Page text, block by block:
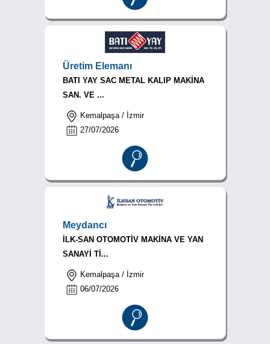
Üretim Elemanı
BATI YAY SAC METAL KALIP MAKİNA
SAN. VE ...
Kemalpaşa / İzmir
27/07/2026
Meydancı
İLK-SAN OTOMOTİV MAKİNA VE YAN
SANAYİ Tİ...
Kemalpaşa / İzmir
06/07/2026